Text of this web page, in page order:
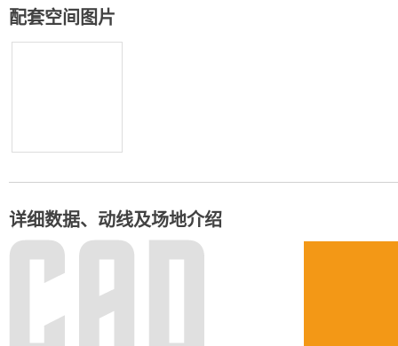
配套空间图片
详细数据、动线及场地介绍